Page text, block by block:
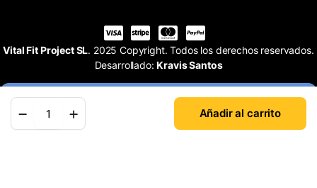
Añadir al carrito
Vital Fit Project SL. 2025 Copyright. Todos los derechos reservados.
Desarrollado:Kravis Santos
Tienda Cuenta